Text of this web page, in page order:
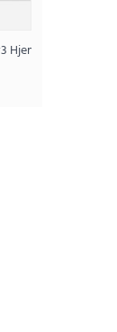
Hjemmedrakt